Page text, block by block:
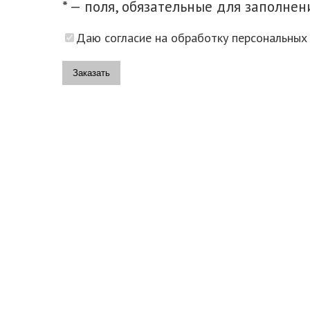
* — поля, обязательные для
Даю согласие на обработку